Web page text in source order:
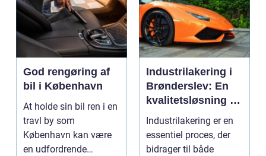
God rengøring af
bil i København
At holde sin bil ren i en
travl by som
København kan være
en udfordrende
Industrilakering i
Brønderslev: En
kvalitetsløsning til
dit næste projekt
Industrilakering er en
essentiel proces, der
bidrager til både